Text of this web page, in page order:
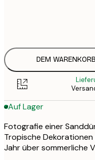
DEM
Auf Lager
Fotografie einer
Tropische
Jahr über sommerliche